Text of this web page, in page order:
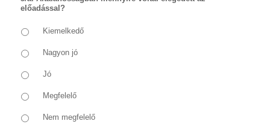
előadással?
Kiemelkedő
Nagyon jó
Jó
Megfelelő
Nem megfelelő